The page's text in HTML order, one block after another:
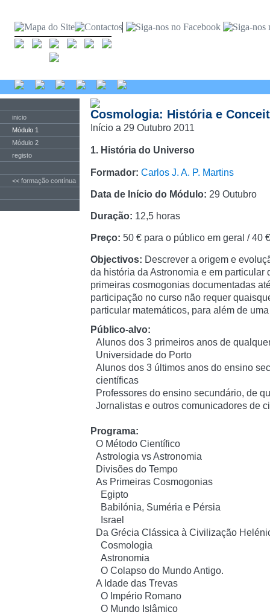
inicio
Módulo 1
Módulo 2
registo
<< formação contínua
Cosmologia: História e
Início a 29 Outubro 2011
1. História do Universo
Formador: Carlos J. A. P. Martins
Data de Início do Módulo: 29 Outubro
Duração: 12,5 horas
Preço: 50 € para o público em geral / 40
Objectivos: Descrever a origem e
da história da Astronomia e em particular
primeiras cosmogonias documentadas
participação no curso não requer
particular matemáticos, para além de
Público-alvo:
Alunos dos 3 primeiros anos de
Universidade do Porto
Alunos dos 3 últimos anos do ensino
científicas
Professores do ensino secundário, de
Jornalistas e outros comunicadores de
Programa:
O Método Científico
Astrologia vs Astronomia
Divisões do Tempo
As Primeiras Cosmogonias
Egipto
Babilónia, Suméria e Pérsia
Israel
Da Grécia Clássica à Civilização
Cosmologia
Astronomia
O Colapso do Mundo Antigo.
A Idade das Trevas
O Império Romano
O Mundo Islâmico